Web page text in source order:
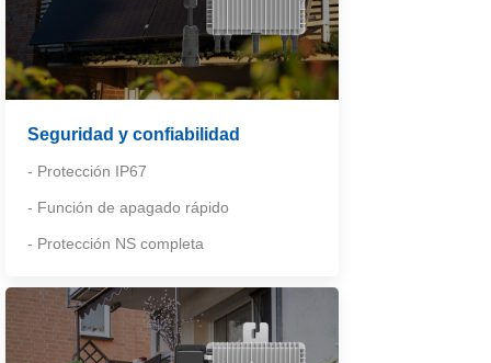
Seguridad y confiabilidad
- Protección IP67
- Función de apagado rápido
- Protección NS completa